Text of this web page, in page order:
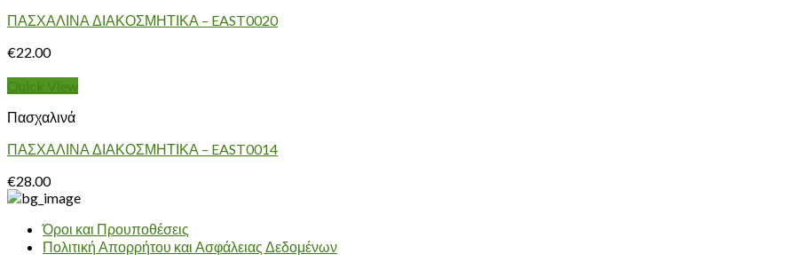
ΠΑΣΧΑΛΙΝΑ ΔΙΑΚΟΣΜΗΤΙΚΑ – EAST0020
€22.00
Quick View
Πασχαλινά
ΠΑΣΧΑΛΙΝΑ ΔΙΑΚΟΣΜΗΤΙΚΑ – EAST0014
€28.00
Όροι και Προυποθέσεις
Πολιτική Απορρήτου και Ασφάλειας Δεδομένων